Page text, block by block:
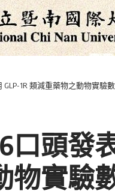
GLP-1R 類減重藥物之動物實驗
口頭發
物實驗